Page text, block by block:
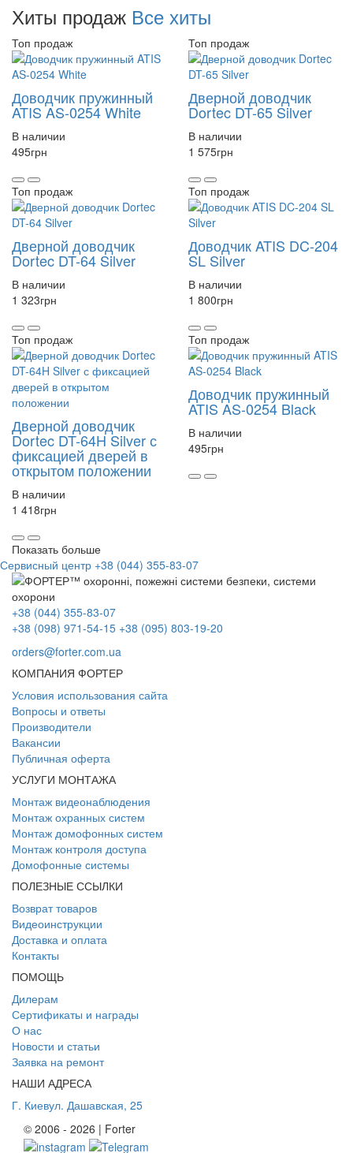
Хиты продаж Все хиты
Топ продаж
Доводчик пружинный
ATIS AS-0254 White
В наличии
495грн
Топ продаж
Дверной доводчик
Dortec DT-65 Silver
В наличии
1 575грн
Топ продаж
Дверной доводчик
Dortec DT-64 Silver
В наличии
1 323грн
Топ продаж
Доводчик ATIS DC-204
SL Silver
В наличии
1 800грн
Топ продаж
Дверной доводчик
Dortec DT-64H Silver с
фиксацией дверей в
открытом положении
В наличии
1 418грн
Топ продаж
Доводчик пружинный
ATIS AS-0254 Black
В наличии
495грн
Показать больше
Сервисный центр +38 (044) 355-83-07
+38 (044) 355-83-07
+38 (098) 971-54-15 +38 (095) 803-19-20
orders@forter.com.ua
КОМПАНИЯ ФОРТЕР
Условия использования сайта
Вопросы и ответы
Производители
Вакансии
Публичная оферта
УСЛУГИ МОНТАЖА
Монтаж видеонаблюдения
Монтаж охранных систем
Монтаж домофонных систем
Монтаж контроля доступа
Домофонные системы
ПОЛЕЗНЫЕ ССЫЛКИ
Возврат товаров
Видеоинструкции
Доставка и оплата
Контакты
ПОМОЩЬ
Дилерам
Сертификаты и награды
О нас
Новости и статьи
Заявка на ремонт
НАШИ АДРЕСА
Г. Киевул. Дашавская, 25
© 2006 - 2026 | Forter